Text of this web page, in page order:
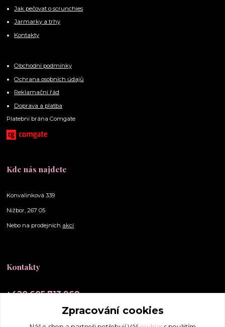
Jak pečovat o scrunchies
Jarmarky a trhy
Kontakty
Obchodní podmínky
Ochrana osobních údajů
Reklamační řád
Doprava a platba
Platební brána Comgate
Kde nás najdete
Konvalinková 339
Nižbor, 267 05
Nebo na prodejních akcí
Kontakty
+420 605 713 969
Zpracování cookies